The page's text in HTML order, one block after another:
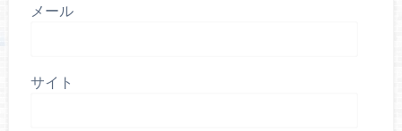
メール
サイト